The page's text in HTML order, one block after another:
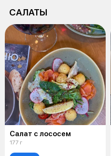
САЛАТЫ
Салат с лососем
177 г